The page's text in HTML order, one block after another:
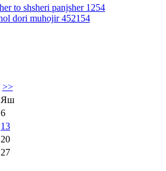
>>
Яш
6
13
20
27